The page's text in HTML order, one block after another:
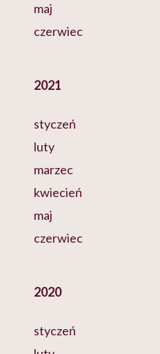
maj
czerwiec
2021
styczeń
luty
marzec
kwiecień
maj
czerwiec
2020
styczeń